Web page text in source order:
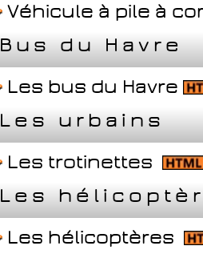
Véhicule à pile à
Bus du Havre
Les bus du Havre
Les urbains
Les trotinettes
Les
Les hélicoptères